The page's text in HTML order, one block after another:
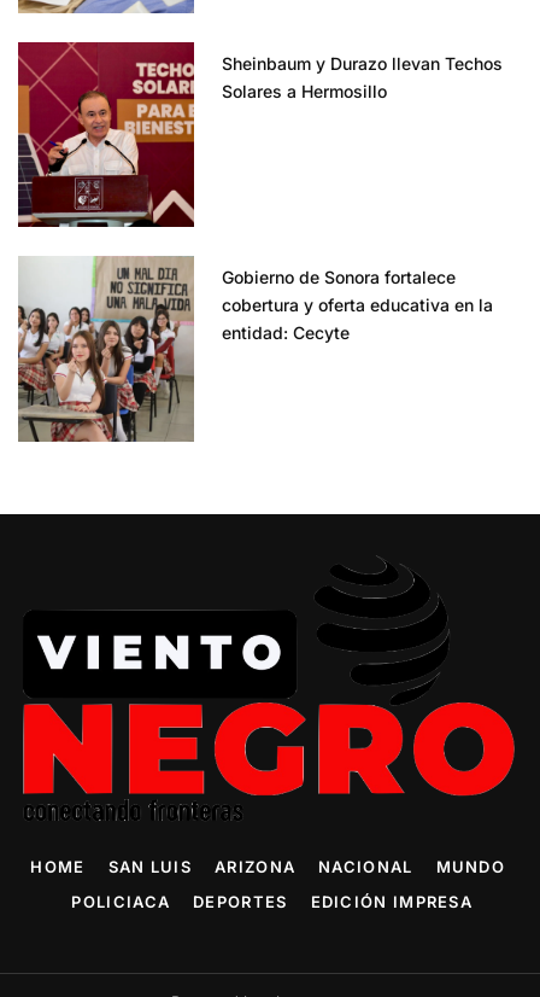
Sheinbaum y Durazo llevan Techos
Solares a Hermosillo
Gobierno de Sonora fortalece
cobertura y oferta educativa en la
entidad: Cecyte
HOME SAN LUIS ARIZONA NACIONAL
MUNDO
POLICIACA
DEPORTES EDICIÓN IMPRESA